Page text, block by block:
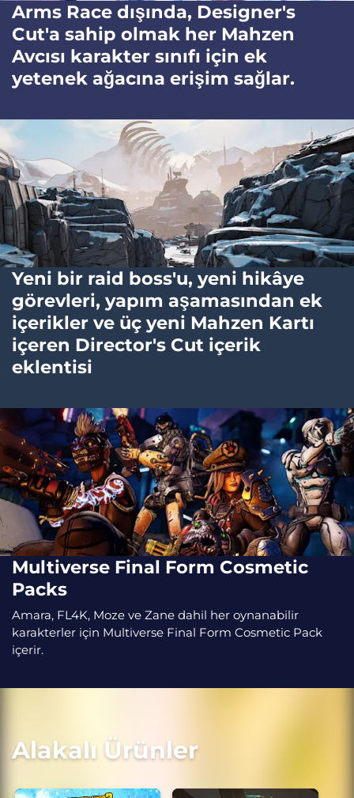
Arms Race dışında, Designer's
Cut'a sahip olmak her Mahzen
Avcısı karakter sınıfı için ek
yetenek ağacına erişim sağlar.
Yeni bir raid boss'u, yeni hikâye
görevleri, yapım aşamasından ek
içerikler ve üç yeni Mahzen Kartı
içeren Director's Cut içerik
eklentisi
Multiverse Final Form Cosmetic
Packs
Amara, FL4K, Moze ve Zane dahil her oynanabilir
karakterler için Multiverse Final Form Cosmetic Pack
içerir.
Alakalı Ürünler